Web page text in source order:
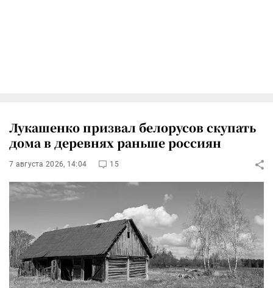
Лукашенко призвал белорусов скупать
дома в деревнях раньше россиян
7 августа 2026, 14:04 15